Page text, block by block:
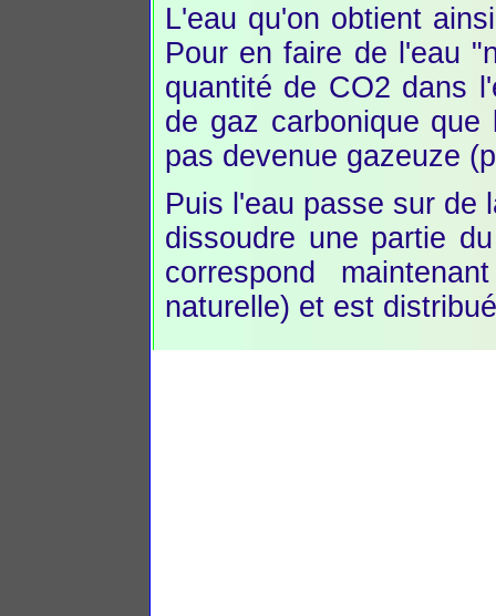
L'eau qu'on obtient
Pour en faire de l'eau
quantité de CO2 dans
de gaz carbonique
pas devenue gazeuze
Puis l'eau passe sur de
dissoudre une partie
correspond
naturelle) et est